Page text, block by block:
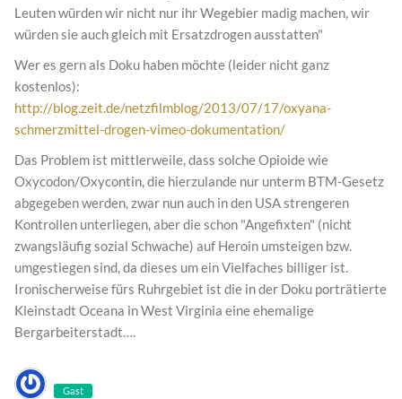
Leuten würden wir nicht nur ihr Wegebier madig machen, wir
würden sie auch gleich mit Ersatzdrogen ausstatten"
Wer es gern als Doku haben möchte (leider nicht ganz
kostenlos):
http://blog.zeit.de/netzfilmblog/2013/07/17/oxyana-
schmerzmittel-drogen-vimeo-dokumentation/
Das Problem ist mittlerweile, dass solche Opioide wie
Oxycodon/Oxycontin, die hierzulande nur unterm BTM-Gesetz
abgegeben werden, zwar nun auch in den USA strengeren
Kontrollen unterliegen, aber die schon "Angefixten" (nicht
zwangsläufig sozial Schwache) auf Heroin umsteigen bzw.
umgestiegen sind, da dieses um ein Vielfaches billiger ist.
Ironischerweise fürs Ruhrgebiet ist die in der Doku porträtierte
Kleinstadt Oceana in West Virginia eine ehemalige
Bergarbeiterstadt….
Gast